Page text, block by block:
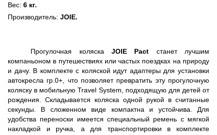
Вес: 6 кг.
Производитель: JOIE.
Прогулочная коляска JOIE Pact
станет лучшим
компаньоном в путешествиях или частых поездках на природу
и дачу. В комплекте с коляской идут адаптеры для установки
автокресла гр.0+, что позволяет превратить эту прогулочную
коляску в мобильнуюTravel System , подходящую для детей от
рождения. Складывается коляска одной рукой в считанные
секунды. В сложенном виде компактна и устойчива. Для
удобства переноски имеется специальный ремень с мягкой
накладкой и ручка, а для транспортировки в комплекте